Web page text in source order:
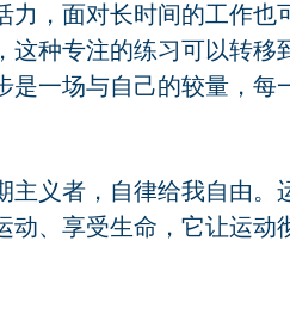
力，面对长时间的工作
这种专注的练习可以转
是一场与自己的较量，每
义者，自律给我自由。
动、享受生命，它让运